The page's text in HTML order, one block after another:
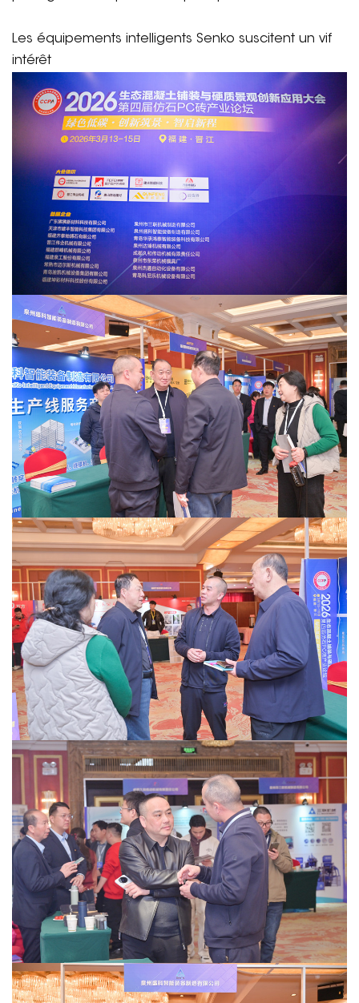
Les équipements intelligents Senko suscitent un vif
intérêt